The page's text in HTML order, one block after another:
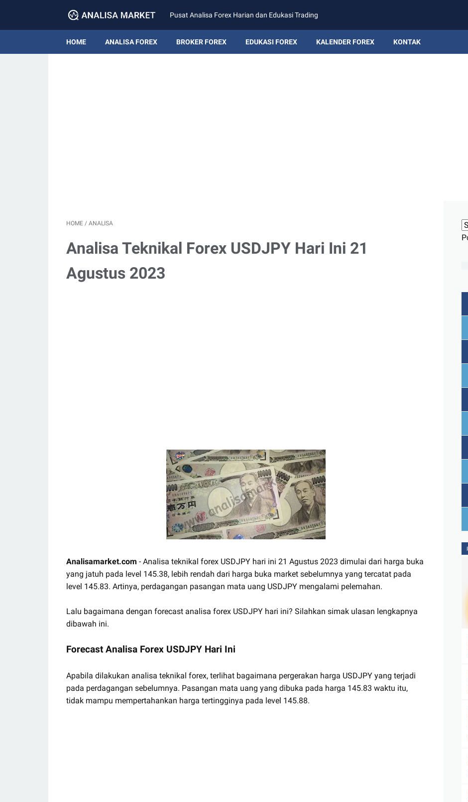
Pusat Analisa Forex Harian dan Edukasi Trading
HOME ANALISA FOREX BROKER FOREX EDUKASI FOREX KALENDER FOREX KONTAK
HOME / ANALISA
Analisa Teknikal Forex USDJPY Hari Ini 21
Agustus 2023
Analisamarket.com - Analisa teknikal forex USDJPY hari ini 21 Agustus 2023 dimulai dari harga buka
yang jatuh pada level 145.38, lebih rendah dari harga buka market sebelumnya yang tercatat pada
level 145.83. Artinya, perdagangan pasangan mata uang USDJPY mengalami pelemahan.
Lalu bagaimana dengan forecast analisa forex USDJPY hari ini? Silahkan simak ulasan lengkapnya
dibawah ini.
Forecast Analisa Forex USDJPY Hari Ini
Apabila dilakukan analisa teknikal forex, terlihat bagaimana pergerakan harga USDJPY yang terjadi
pada perdagangan sebelumnya. Pasangan mata uang yang dibuka pada harga 145.83 waktu itu,
tidak mampu mempertahankan harga tertingginya pada level 145.88.